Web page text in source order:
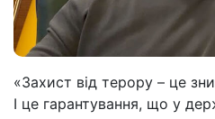
«Захист від терору – це
І це гарантування, що у